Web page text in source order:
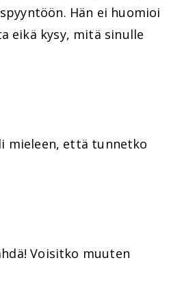
Hän ei huomioi
eikä kysy, mitä sinulle
mieleen, että tunnetko
Voisitko muuten